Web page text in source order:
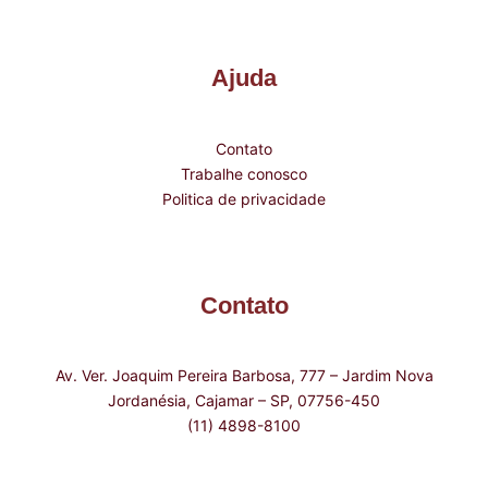
Ajuda
Contato
Trabalhe conosco
Politica de privacidade
Contato
Av. Ver. Joaquim Pereira Barbosa, 777 – Jardim Nova
Jordanésia, Cajamar – SP, 07756-450
(11) 4898-8100